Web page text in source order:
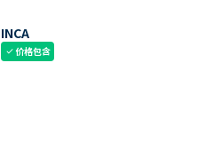
INCA
check价格包含